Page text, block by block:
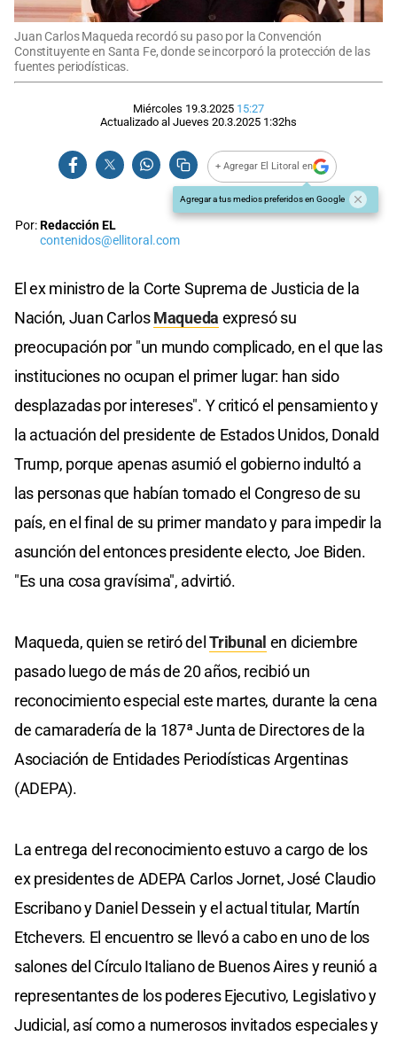
Juan Carlos Maqueda recordó su paso por la Convención
Constituyente en Santa Fe, donde se incorporó la protección de las
fuentes periodísticas.
Miércoles 19.3.2025 15:27
Actualizado al Jueves 20.3.2025 1:32hs
+ Agregar El Litoral en
Agregar a tus medios preferidos en Google
Por:Redacción EL
contenidos@ellitoral.com
El ex ministro de la Corte Suprema de Justicia de la
Nación, Juan CarlosMaqueda expresó su
preocupación por "un mundo complicado, en el que las
instituciones no ocupan el primer lugar: han sido
desplazadas por intereses". Y criticó el pensamiento y
la actuación del presidente de Estados Unidos, Donald
Trump, porque apenas asumió el gobierno indultó a
las personas que habían tomado el Congreso de su
país, en el final de su primer mandato y para impedir la
asunción del entonces presidente electo, Joe Biden.
"Es una cosa gravísima", advirtió.
Maqueda, quien se retiró delTribunal en diciembre
pasado luego de más de 20 años, recibió un
reconocimiento especial este martes, durante la cena
de camaradería de la 187ª Junta de Directores de la
Asociación de Entidades Periodísticas Argentinas
(ADEPA).
La entrega del reconocimiento estuvo a cargo de los
ex presidentes de ADEPA Carlos Jornet, José Claudio
Escribano y Daniel Dessein y el actual titular, Martín
Etchevers. El encuentro se llevó a cabo en uno de los
salones del Círculo Italiano de Buenos Aires y reunió a
representantes de los poderes Ejecutivo, Legislativo y
Judicial, así como a numerosos invitados especiales y